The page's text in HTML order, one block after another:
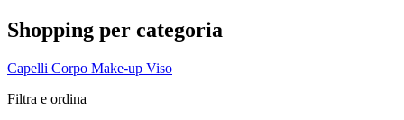
Shopping per categoria
Capelli Corpo Make-up Viso
Filtra e ordina